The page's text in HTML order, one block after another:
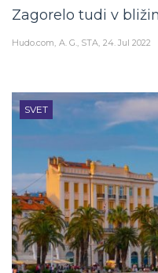
Zagorelo tudi v
Hudo.com A. G., STA 24. Jul 2022
SVET